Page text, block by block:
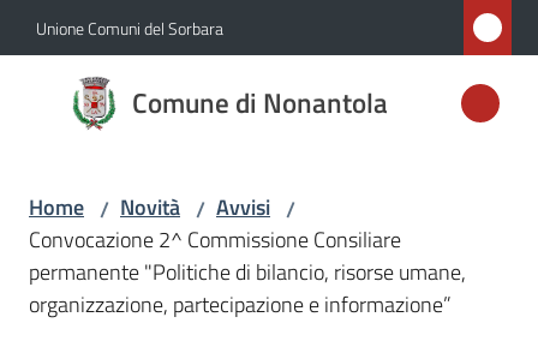
Vai al contenuto
Vai alla navigazione
Vai al footer
Unione Comuni del Sorbara
Comune di Nonantola
Comune di
Nonantola
Amministrazione
Novità
Menu selezionato
Home / Novità / Avvisi /
Convocazione 2^ Commissione Consiliare
permanente "Politiche di bilancio, risorse umane,
organizzazione, partecipazione e informazione”